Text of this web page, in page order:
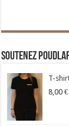
Soutenez
T-
8,00 €